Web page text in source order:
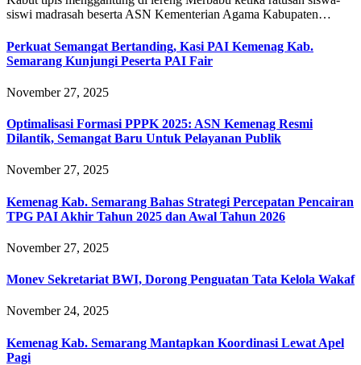
siswi madrasah beserta ASN Kementerian Agama Kabupaten…
Perkuat Semangat Bertanding, Kasi PAI Kemenag Kab.
Semarang Kunjungi Peserta PAI Fair
November 27, 2025
Optimalisasi Formasi PPPK 2025: ASN Kemenag Resmi
Dilantik, Semangat Baru Untuk Pelayanan Publik
November 27, 2025
Kemenag Kab. Semarang Bahas Strategi Percepatan Pencairan
TPG PAI Akhir Tahun 2025 dan Awal Tahun 2026
November 27, 2025
Monev Sekretariat BWI, Dorong Penguatan Tata Kelola Wakaf
November 24, 2025
Kemenag Kab. Semarang Mantapkan Koordinasi Lewat Apel
Pagi